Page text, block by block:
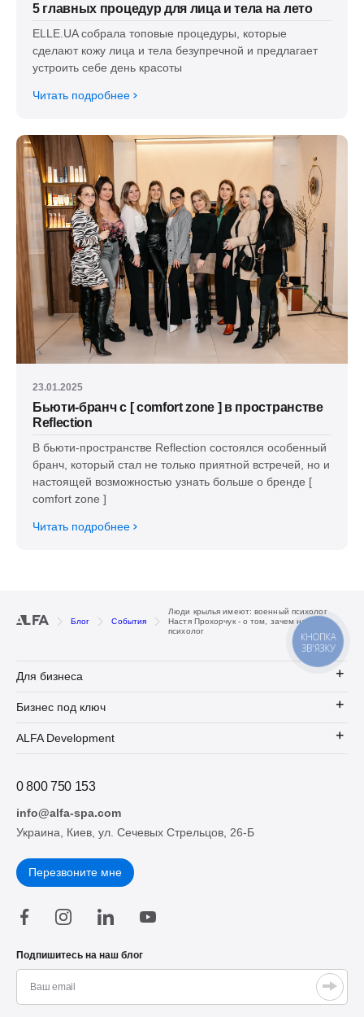
5 главных процедур для лица и тела на лето
ELLE.UA собрала топовые процедуры, которые
сделают кожу лица и тела безупречной и предлагает
устроить себе день красоты
Читать подробнее
23.01.2025
Бьюти-бранч с [ comfort zone ] в пространстве
Reflection
В бьюти-пространстве Reflection состоялся особенный
бранч, который стал не только приятной встречей, но и
настоящей возможностью узнать больше о бренде [
comfort zone ]
Читать подробнее
Блог События
Люди крылья имеют: военный психолог
Настя Прохорчук - о том, зачем на войне
психолог
Для бизнеса
Бизнес под ключ
ALFA Development
0 800 750 153
info@alfa-spa.com
Украина, Киев, ул. Сечевых Стрельцов, 26-Б
Перезвоните мне
Подпишитесь на наш блог
КНОПКА
ЗВ'ЯЗКУ